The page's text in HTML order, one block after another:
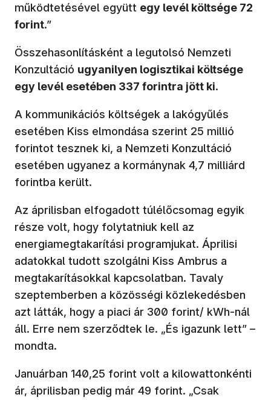
működtetésével együtt egy levél költsége 72
forint.”
Összehasonlításként a legutolsó Nemzeti
Konzultáció ugyanilyen logisztikai költsége
egy levél esetében 337 forintra jött ki.
A kommunikációs költségek a lakógyűlés
esetében Kiss elmondása szerint 25 millió
forintot tesznek ki, a Nemzeti Konzultáció
esetében ugyanez a kormánynak 4,7 milliárd
forintba került.
Az áprilisban elfogadott túlélőcsomag egyik
része volt, hogy folytatniuk kell az
energiamegtakarítási programjukat. Áprilisi
adatokkal tudott szolgálni Kiss Ambrus a
megtakarításokkal kapcsolatban. Tavaly
szeptemberben a közösségi közlekedésben
azt látták, hogy a piaci ár 300 forint/ kWh-nál
áll. Erre nem szerződtek le. „És igazunk lett” –
mondta.
Januárban 140,25 forint volt a kilowattonkénti
ár, áprilisban pedig már 49 forint. „Csak